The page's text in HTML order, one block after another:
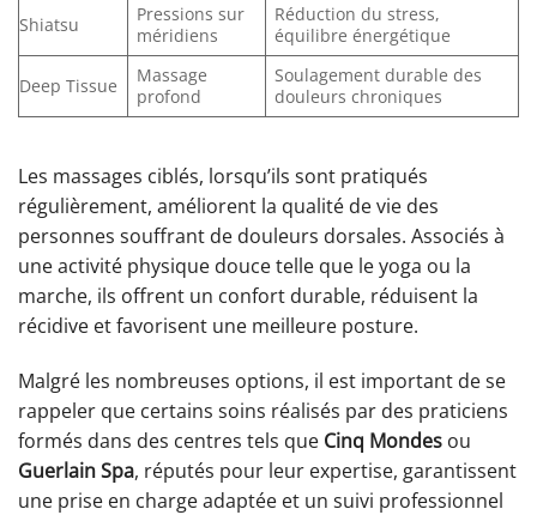
Shiatsu
Pressions sur
méridiens
Réduction du stress,
équilibre énergétique
Deep Tissue
Massage
profond
Soulagement durable des
douleurs chroniques
Les massages ciblés, lorsqu’ils sont pratiqués
régulièrement, améliorent la qualité de vie des
personnes souffrant de douleurs dorsales. Associés à
une activité physique douce telle que le yoga ou la
marche, ils offrent un confort durable, réduisent la
récidive et favorisent une meilleure posture.
Malgré les nombreuses options, il est important de se
rappeler que certains soins réalisés par des praticiens
formés dans des centres tels que Cinq Mondes ou
Guerlain Spa, réputés pour leur expertise, garantissent
une prise en charge adaptée et un suivi professionnel